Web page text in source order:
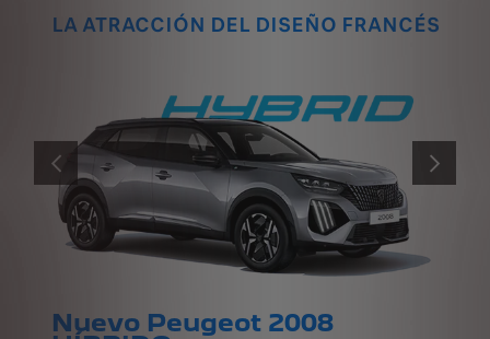
LA ATRACCIÓN DEL DISEÑO FRANCÉS
ANTERIOR
Nuevo Peugeot 2008
PRÓXIMO